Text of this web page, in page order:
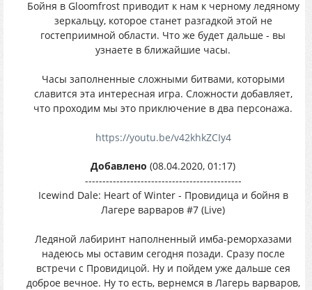
Бойня в Gloomfrost приводит к нам к черному ледяному
зеркальцу, которое станет разгадкой этой не
гостеприимной области. Что же будет дальше - вы
узнаете в ближайшие часы.
Часы заполненные сложными битвами, которыми
славится эта интересная игра. Сложности добавляет,
что проходим мы это приключение в два персонажа.
https://youtu.be/v42khkZCIy4
Добавлено (08.04.2020, 01:17)
---------------------------------------------
Icewind Dale: Heart of Winter - Провидица и бойня в
Лагере варваров #7 (Live)
Ледяной лабиринт наполненный имба-реморхазами
надеюсь мы оставим сегодня позади. Сразу после
встречи с Провидицой. Ну и пойдем уже дальше сея
доброе вечное. Ну то есть, вернемся в Лагерь варваров,